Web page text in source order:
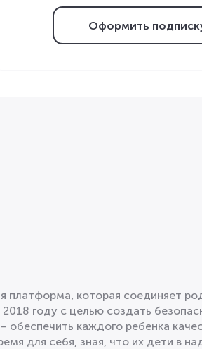
Оформить
платформа, которая соединяет
году с целью создать
обеспечить каждого ребенка
для себя, зная, что их дети в